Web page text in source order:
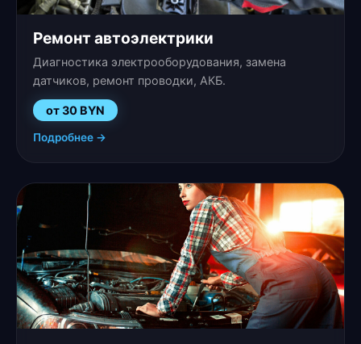
Ремонт автоэлектрики
Диагностика электрооборудования, замена
датчиков, ремонт проводки, АКБ.
от 30 BYN
Подробнее →